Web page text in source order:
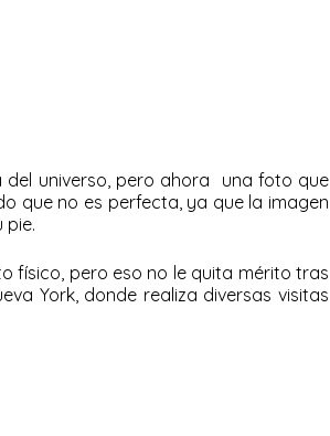
del universo, pero ahora una foto que
que no es perfecta, ya que la imagen
pie.
físico, pero eso no le quita mérito tras
York, donde realiza diversas visitas